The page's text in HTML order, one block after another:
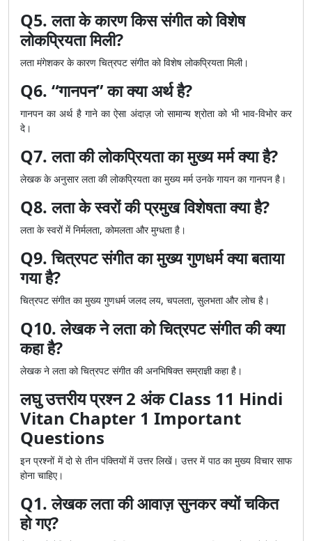
Q5. लता के कारण किस संगीत को विशेष
लोकप्रियता मिली?
लता मंगेशकर के कारण चित्रपट संगीत को विशेष लोकप्रियता मिली।
Q6. “गानपन” का क्या अर्थ है?
गानपन का अर्थ है गाने का ऐसा अंदाज़ जो सामान्य श्रोता को भी भाव-विभोर कर
दे।
Q7. लता की लोकप्रियता का मुख्य मर्म क्या है?
लेखक के अनुसार लता की लोकप्रियता का मुख्य मर्म उनके गायन का गानपन है।
Q8. लता के स्वरों की प्रमुख विशेषता क्या है?
लता के स्वरों में निर्मलता, कोमलता और मुग्धता है।
Q9. चित्रपट संगीत का मुख्य गुणधर्म क्या बताया
गया है?
चित्रपट संगीत का मुख्य गुणधर्म जलद लय, चपलता, सुलभता और लोच है।
Q10. लेखक ने लता को चित्रपट संगीत की क्या
कहा है?
लेखक ने लता को चित्रपट संगीत की अनभिषिक्त सम्राज्ञी कहा है।
लघु उत्तरीय प्रश्न 2 अंक Class 11 Hindi
Vitan Chapter 1 Important
Questions
इन प्रश्नों में दो से तीन पंक्तियों में उत्तर लिखें। उत्तर में पाठ का मुख्य विचार साफ
होना चाहिए।
Q1. लेखक लता की आवाज़ सुनकर क्यों चकित
हो गए?